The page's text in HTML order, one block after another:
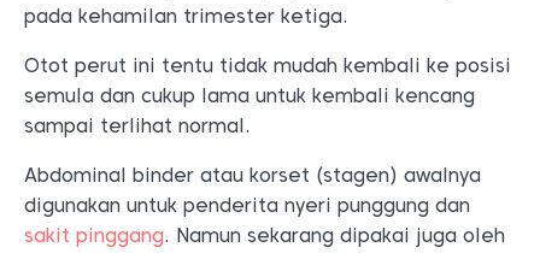
pada kehamilan trimester ketiga.
Otot perut ini tentu tidak mudah kembali ke posisi
semula dan cukup lama untuk kembali kencang
sampai terlihat normal.
Abdominal binder atau korset (stagen) awalnya
digunakan untuk penderita nyeri punggung dan
sakit pinggang. Namun sekarang dipakai juga oleh